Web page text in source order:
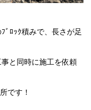
ﾞﾛｯｸ積みで、長さが足
と同時に施工を依頼
です！